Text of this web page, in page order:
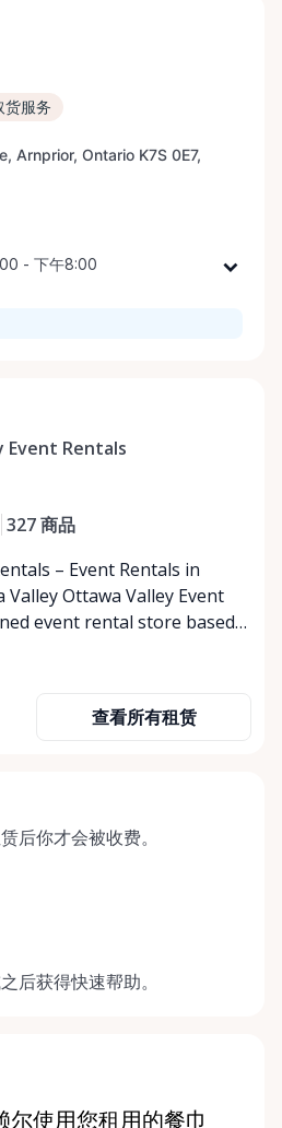
货服务
- 下午8:00
上午8:00 - 下午8:00
Event Rentals
327商品
– Event Rentals in
Event
event rental store based
serving the Ottawa
communities. We help make
community gatherings
Almonte, Carleton
White Lake, and
get-together or a larger
We offer
and drop-off at our
Post, making it easy
on schedule and on budget.
Event
together. We focus on
查看所有租赁
后你才会被收费。
后获得快速帮助。
尔使用您租用的餐巾